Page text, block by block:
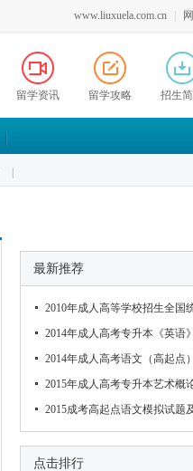
www.liuxuela.com.cn
留学资讯 留学攻略 招生
最新推荐
2010年成人高等学校招生全国
2014年成人高考专升本《英语
2014年成人高考语文（高起点
2015年成人高考专升本艺术概
2015成考高起点语文模拟试题
点击排行